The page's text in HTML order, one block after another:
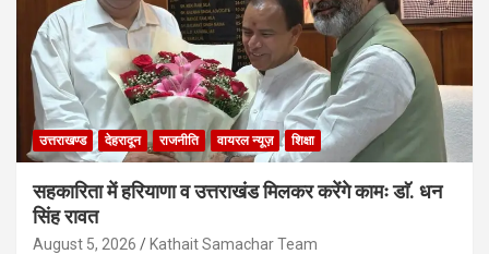
उत्तराखण्ड देहरादून राजनीति वायरल न्यूज़ शिक्षा
सहकारिता में हरियाणा व उत्तराखंड मिलकर करेंगे कामः डाॅ. धन
सिंह रावत
August 5, 2026 Kathait Samachar Team